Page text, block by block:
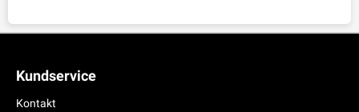
Kundservice
Kontakt